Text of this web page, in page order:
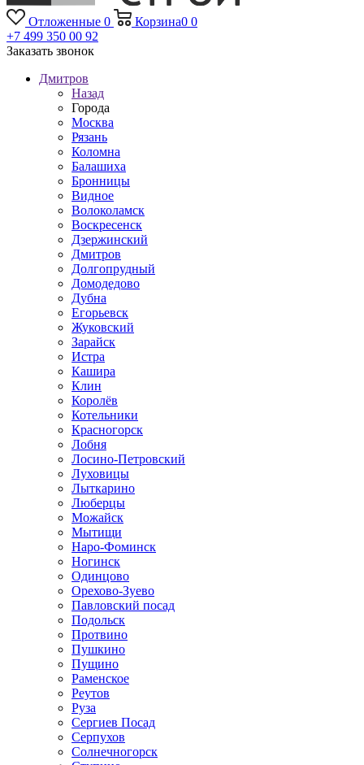
Отложенные 0 Корзина0 0
+7 499 350 00 92
Заказать звонок
Дмитров
Назад
Города
Москва
Рязань
Коломна
Балашиха
Бронницы
Видное
Волоколамск
Воскресенск
Дзержинский
Дмитров
Долгопрудный
Домодедово
Дубна
Егорьевск
Жуковский
Зарайск
Истра
Кашира
Клин
Королёв
Котельники
Красногорск
Лобня
Лосино-Петровский
Луховицы
Лыткарино
Люберцы
Можайск
Мытищи
Наро-Фоминск
Ногинск
Одинцово
Орехово-Зуево
Павловский посад
Подольск
Протвино
Пушкино
Пущино
Раменское
Реутов
Руза
Сергиев Посад
Серпухов
Солнечногорск